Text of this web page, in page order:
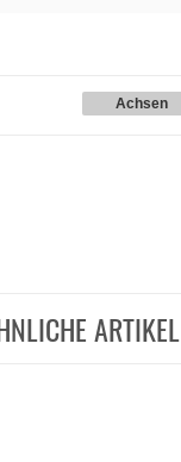
Achsen
ARTIKEL